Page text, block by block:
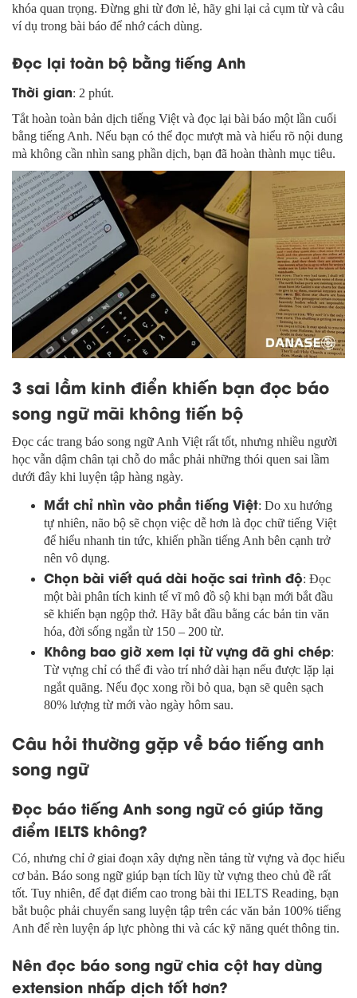
khóa quan trọng. Đừng ghi từ đơn lẻ, hãy ghi lại cả cụm từ và câu
ví dụ trong bài báo để nhớ cách dùng.
Đọc lại toàn bộ bằng tiếng Anh
Thời gian: 2 phút.
Tắt hoàn toàn bản dịch tiếng Việt và đọc lại bài báo một lần cuối
bằng tiếng Anh. Nếu bạn có thể đọc mượt mà và hiểu rõ nội dung
mà không cần nhìn sang phần dịch, bạn đã hoàn thành mục tiêu.
3 sai lầm kinh điển khiến bạn đọc báo
song ngữ mãi không tiến bộ
Đọc các trang báo song ngữ Anh Việt rất tốt, nhưng nhiều người
học vẫn dậm chân tại chỗ do mắc phải những thói quen sai lầm
dưới đây khi luyện tập hàng ngày.
Mắt chỉ nhìn vào phần tiếng Việt: Do xu hướng
tự nhiên, não bộ sẽ chọn việc dễ hơn là đọc chữ tiếng Việt
để hiểu nhanh tin tức, khiến phần tiếng Anh bên cạnh trở
nên vô dụng.
Chọn bài viết quá dài hoặc sai trình độ: Đọc
một bài phân tích kinh tế vĩ mô đồ sộ khi bạn mới bắt đầu
sẽ khiến bạn ngộp thở. Hãy bắt đầu bằng các bản tin văn
hóa, đời sống ngắn từ 150 – 200 từ.
Không bao giờ xem lại từ vựng đã ghi chép:
Từ vựng chỉ có thể đi vào trí nhớ dài hạn nếu được lặp lại
ngắt quãng. Nếu đọc xong rồi bỏ qua, bạn sẽ quên sạch
80% lượng từ mới vào ngày hôm sau.
Câu hỏi thường gặp về báo tiếng anh
song ngữ
Đọc báo tiếng Anh song ngữ có giúp tăng
điểm IELTS không?
Có, nhưng chỉ ở giai đoạn xây dựng nền tảng từ vựng và đọc hiểu
cơ bản. Báo song ngữ giúp bạn tích lũy từ vựng theo chủ đề rất
tốt. Tuy nhiên, để đạt điểm cao trong bài thi IELTS Reading, bạn
bắt buộc phải chuyển sang luyện tập trên các văn bản 100% tiếng
Anh để rèn luyện áp lực phòng thi và các kỹ năng quét thông tin.
Nên đọc báo song ngữ chia cột hay dùng
extension nhấp dịch tốt hơn?